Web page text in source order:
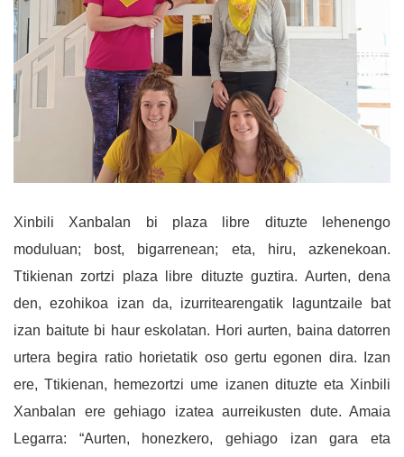
Xinbili Xanbalan bi plaza libre dituzte lehenengo
moduluan; bost, bigarrenean; eta, hiru, azkenekoan.
Ttikienan zortzi plaza libre dituzte guztira. Aurten, dena
den, ezohikoa izan da, izurritearengatik laguntzaile bat
izan baitute bi haur eskolatan. Hori aurten, baina datorren
urtera begira ratio horietatik oso gertu egonen dira. Izan
ere, Ttikienan, hemezortzi ume izanen dituzte eta Xinbili
Xanbalan ere gehiago izatea aurreikusten dute. Amaia
Legarra: “Aurten, honezkero, gehiago izan gara eta